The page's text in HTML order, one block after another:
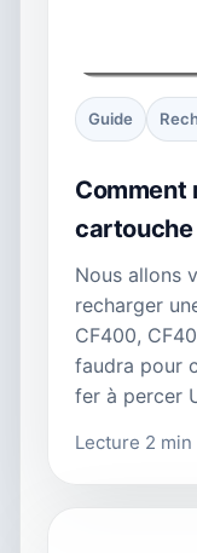
Guide
Comment
cartouche
Nous allons
recharger
CF400,
faudra pour
fer à percer
Lecture 2 min